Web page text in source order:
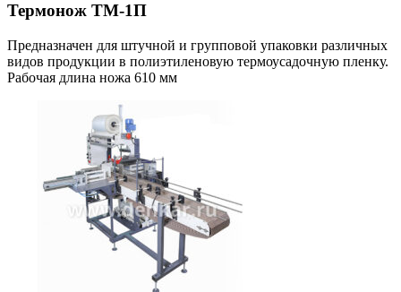
Термонож ТМ-1П
Предназначен для штучной и групповой упаковки различных
видов продукции в полиэтиленовую термоусадочную пленку.
Рабочая длина ножа 610 мм